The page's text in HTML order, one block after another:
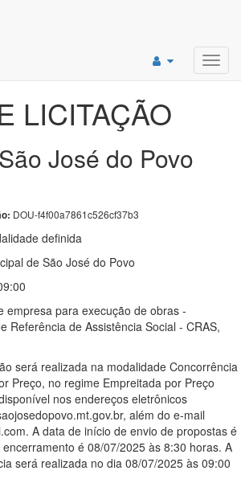
LICITAÇÃO
José do Povo
DOU-f4f00a7861c526cf37b3
definida
de São José do Povo
empresa para execução de obras -
Referência de Assistência Social - CRAS,
será realizada na modalidade Concorrência
Preço, no regime Empreitada por Preço
nos endereços eletrônicos
além do e-mail
A data de início de envio de propostas é
é 08/07/2025 às 8:30 horas. A
será realizada no dia 08/07/2025 às 09:00